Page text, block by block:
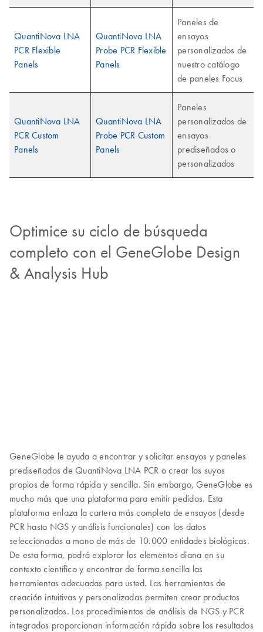
QuantiNova LNA
PCR Flexible
Panels
QuantiNova LNA
Probe PCR Flexible
Panels
Paneles de
ensayos
personalizados de
nuestro catálogo
de paneles Focus
QuantiNova LNA
PCR Custom
Panels
QuantiNova LNA
Probe PCR Custom
Panels
Paneles
personalizados de
ensayos
prediseñados o
personalizados
Optimice su ciclo de búsqueda
completo con el GeneGlobe Design
& Analysis Hub
GeneGlobe le ayuda a encontrar y solicitar ensayos y paneles
prediseñados de QuantiNova LNA PCR o crear los suyos
propios de forma rápida y sencilla. Sin embargo, GeneGlobe es
mucho más que una plataforma para emitir pedidos. Esta
plataforma enlaza la cartera más completa de ensayos (desde
PCR hasta NGS y análisis funcionales) con los datos
seleccionados a mano de más de 10.000 entidades biológicas.
De esta forma, podrá explorar los elementos diana en su
contexto científico y encontrar de forma sencilla las
herramientas adecuadas para usted. Las herramientas de
creación intuitivas y personalizadas permiten crear productos
personalizados. Los procedimientos de análisis de NGS y PCR
integrados proporcionan información rápida sobre los resultados